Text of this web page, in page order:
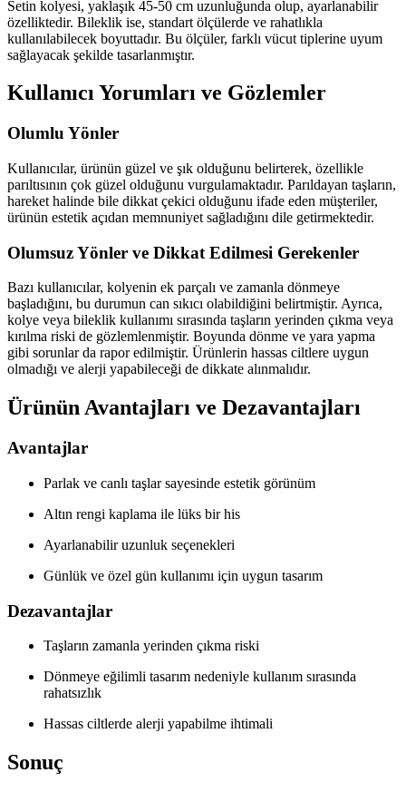
Setin kolyesi, yaklaşık 45-50 cm uzunluğunda olup, ayarlanabilir
özelliktedir. Bileklik ise, standart ölçülerde ve rahatlıkla
kullanılabilecek boyuttadır. Bu ölçüler, farklı vücut tiplerine uyum
sağlayacak şekilde tasarlanmıştır.
Kullanıcı Yorumları ve Gözlemler
Olumlu Yönler
Kullanıcılar, ürünün güzel ve şık olduğunu belirterek, özellikle
parıltısının çok güzel olduğunu vurgulamaktadır. Parıldayan taşların,
hareket halinde bile dikkat çekici olduğunu ifade eden müşteriler,
ürünün estetik açıdan memnuniyet sağladığını dile getirmektedir.
Olumsuz Yönler ve Dikkat Edilmesi Gerekenler
Bazı kullanıcılar, kolyenin ek parçalı ve zamanla dönmeye
başladığını, bu durumun can sıkıcı olabildiğini belirtmiştir. Ayrıca,
kolye veya bileklik kullanımı sırasında taşların yerinden çıkma veya
kırılma riski de gözlemlenmiştir. Boyunda dönme ve yara yapma
gibi sorunlar da rapor edilmiştir. Ürünlerin hassas ciltlere uygun
olmadığı ve alerji yapabileceği de dikkate alınmalıdır.
Ürünün Avantajları ve Dezavantajları
Avantajlar
Parlak ve canlı taşlar sayesinde estetik görünüm
Altın rengi kaplama ile lüks bir his
Ayarlanabilir uzunluk seçenekleri
Günlük ve özel gün kullanımı için uygun tasarım
Dezavantajlar
Taşların zamanla yerinden çıkma riski
Dönmeye eğilimli tasarım nedeniyle kullanım sırasında
rahatsızlık
Hassas ciltlerde alerji yapabilme ihtimali
Sonuç